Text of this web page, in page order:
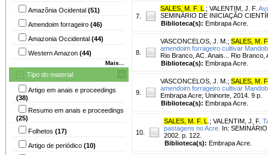
Amazônia Ocidental (51)
Amendoim forrageiro (46)
Amazonia Occidental (44)
Western Amazon (44)
Mais...
Tipo do material
Artigo em anais e proceedings
(38)
Resumo em anais e proceedings
(25)
Folhetos (17)
Artigo de periódico (10)
7.
SALES, M. F. L ; VALENTIM, J. F.
SEMINÁRIO DE INICIAÇÃO
Biblioteca(s): Embrapa Acre.
8.
VASCONCELOS, J. M. ; SALES, M.
amendoim forrageiro cultivar
Rio Branco, AC. Anais... Rio Branco,
Biblioteca(s): Embrapa Acre.
9.
VASCONCELOS, J. M. ; SALES, M.
amendoim forrageiro cultivar
Embrapa Acre; Uninorte, 2014. 9 p.
Biblioteca(s): Embrapa Acre.
10.
SALES, M. F. L ; VALENTIM, J. F.
pastagens no Acre. In:
2002. p. 122.
Biblioteca(s): Embrapa Acre.